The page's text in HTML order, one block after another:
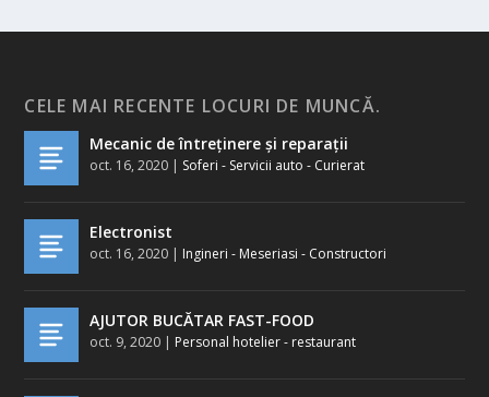
CELE MAI RECENTE LOCURI DE MUNCĂ.
Mecanic de întreținere și reparații
oct. 16, 2020 | Soferi - Servicii auto - Curierat
Electronist
oct. 16, 2020 | Ingineri - Meseriasi - Constructori
AJUTOR BUCĂTAR FAST-FOOD
oct. 9, 2020 | Personal hotelier - restaurant